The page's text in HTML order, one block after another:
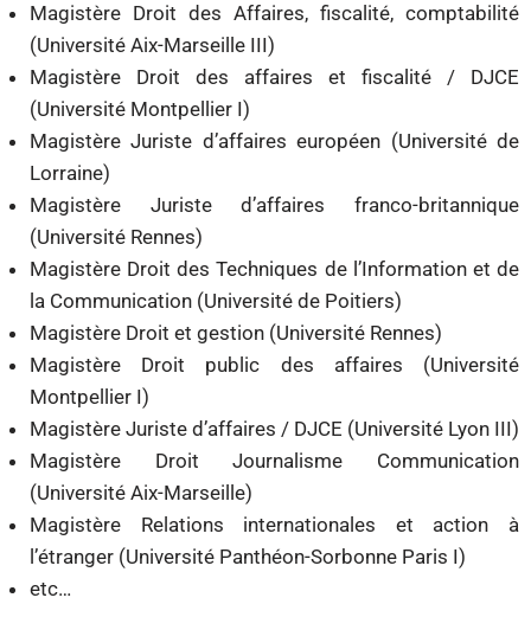
Magistère Droit des Affaires, fiscalité, comptabilité
(Université Aix-Marseille III)
Magistère Droit des affaires et fiscalité / DJCE
(Université Montpellier I)
Magistère Juriste d’affaires européen (Université de
Lorraine)
Magistère Juriste d’affaires franco-britannique
(Université Rennes)
Magistère Droit des Techniques de l’Information et de
la Communication (Université de Poitiers)
Magistère Droit et gestion (Université Rennes)
Magistère Droit public des affaires (Université
Montpellier I)
Magistère Juriste d’affaires / DJCE (Université Lyon III)
Magistère Droit Journalisme Communication
(Université Aix-Marseille)
Magistère Relations internationales et action à
l’étranger (Université Panthéon-Sorbonne Paris I)
etc…